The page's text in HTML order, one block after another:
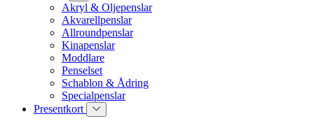
Akryl & Oljepenslar
Akvarellpenslar
Allroundpenslar
Kinapenslar
Moddlare
Penselset
Schablon & Ådring
Specialpenslar
Presentkort